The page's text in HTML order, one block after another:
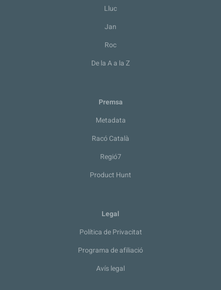
Lluc
Jan
Roc
De la A a la Z
Premsa
Metadata
Racó Català
Regió7
Product Hunt
Legal
Política de Privacitat
Programa de afiliació
Avís legal